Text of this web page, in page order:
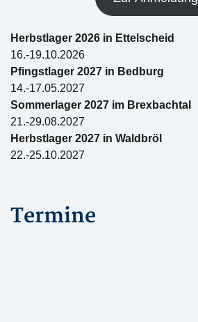
Herbstlager 2026 in Ettelscheid
16.-19.10.2026
Pfingstlager 2027 in Bedburg
14.-17.05.2027
Sommerlager 2027 im Brexbachtal
21.-29.08.2027
Herbstlager 2027 in Waldbröl
22.-25.10.2027
Termine